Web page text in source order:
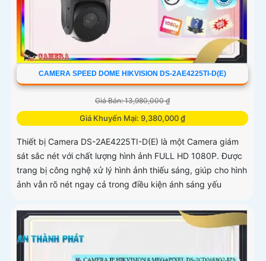
CAMERA SPEED DOME HIKVISION DS-2AE4225TI-D(E)
Giá Bán: 13,980,000 ₫
Giá Khuyến Mại: 9,380,000 ₫
Thiết bị Camera DS-2AE4225TI-D(E) là một Camera giám
sát sắc nét với chất lượng hình ảnh FULL HD 1080P. Được
trang bị công nghệ xử lý hình ảnh thiếu sáng, giúp cho hình
ảnh vẫn rõ nét ngay cả trong điều kiện ánh sáng yếu